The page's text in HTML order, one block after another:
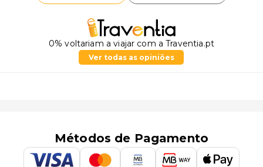
0% voltariam a viajar com a Traventia.pt
Ver todas as opiniões
Métodos de Pagamento